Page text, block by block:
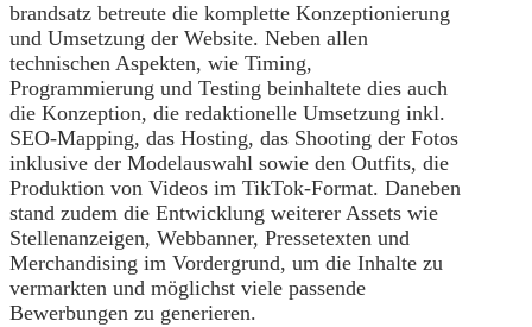
brandsatz betreute die komplette Konzeptionierung
und Umsetzung der Website. Neben allen
technischen Aspekten, wie Timing,
Programmierung und Testing beinhaltete dies auch
die Konzeption, die redaktionelle Umsetzung inkl.
SEO-Mapping, das Hosting, das Shooting der Fotos
inklusive der Modelauswahl sowie den Outfits, die
Produktion von Videos im TikTok-Format. Daneben
stand zudem die Entwicklung weiterer Assets wie
Stellenanzeigen, Webbanner, Pressetexten und
Merchandising im Vordergrund, um die Inhalte zu
vermarkten und möglichst viele passende
Bewerbungen zu generieren.